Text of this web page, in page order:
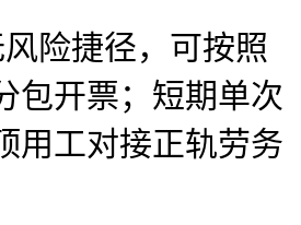
险捷径，可按照
包开票；短期单次
用工对接正轨劳务